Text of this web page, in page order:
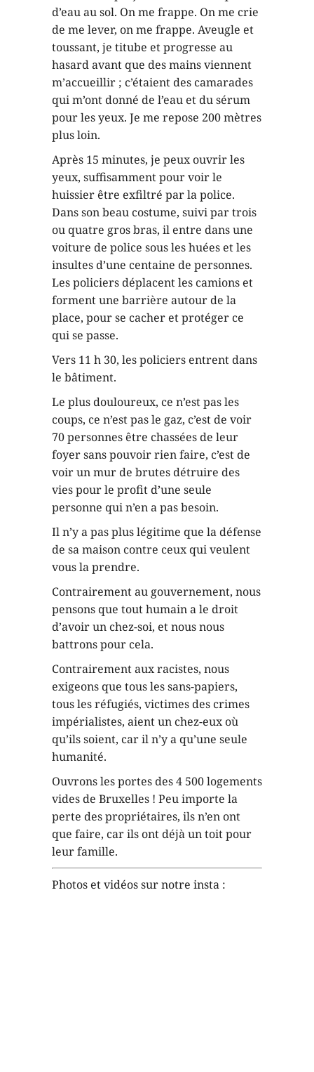
d’eau au sol. On me frappe. On me crie
de me lever, on me frappe. Aveugle et
toussant, je titube et progresse au
hasard avant que des mains viennent
m’accueillir ; c’étaient des camarades
qui m’ont donné de l’eau et du sérum
pour les yeux. Je me repose 200 mètres
plus loin.
Après 15 minutes, je peux ouvrir les
yeux, suffisamment pour voir le
huissier être exfiltré par la police.
Dans son beau costume, suivi par trois
ou quatre gros bras, il entre dans une
voiture de police sous les huées et les
insultes d’une centaine de personnes.
Les policiers déplacent les camions et
forment une barrière autour de la
place, pour se cacher et protéger ce
qui se passe.
Vers 11 h 30, les policiers entrent dans
le bâtiment.
Le plus douloureux, ce n’est pas les
coups, ce n’est pas le gaz, c’est de voir
70 personnes être chassées de leur
foyer sans pouvoir rien faire, c’est de
voir un mur de brutes détruire des
vies pour le profit d’une seule
personne qui n’en a pas besoin.
Il n’y a pas plus légitime que la défense
de sa maison contre ceux qui veulent
vous la prendre.
Contrairement au gouvernement, nous
pensons que tout humain a le droit
d’avoir un chez-soi, et nous nous
battrons pour cela.
Contrairement aux racistes, nous
exigeons que tous les sans-papiers,
tous les réfugiés, victimes des crimes
impérialistes, aient un chez-eux où
qu’ils soient, car il n’y a qu’une seule
humanité.
Ouvrons les portes des 4 500 logements
vides de Bruxelles ! Peu importe la
perte des propriétaires, ils n’en ont
que faire, car ils ont déjà un toit pour
leur famille.
Photos et vidéos sur notre insta :